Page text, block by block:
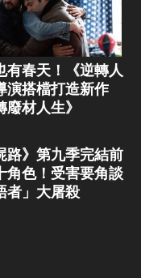
有春天！《逆轉人
演搭檔打造新作
廢材人生》
路》第九季完結前
角色！受害要角談
者」大屠殺